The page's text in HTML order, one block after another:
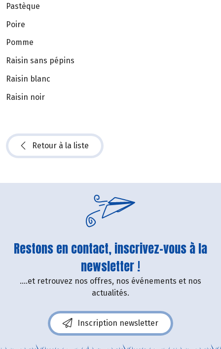
Pastèque
Poire
Pomme
Raisin sans pépins
Raisin blanc
Raisin noir
Retour à la liste
Restons en contact, inscrivez-vous à la
newsletter !
....et retrouvez nos offres, nos événements et nos
actualités.
Inscription newsletter